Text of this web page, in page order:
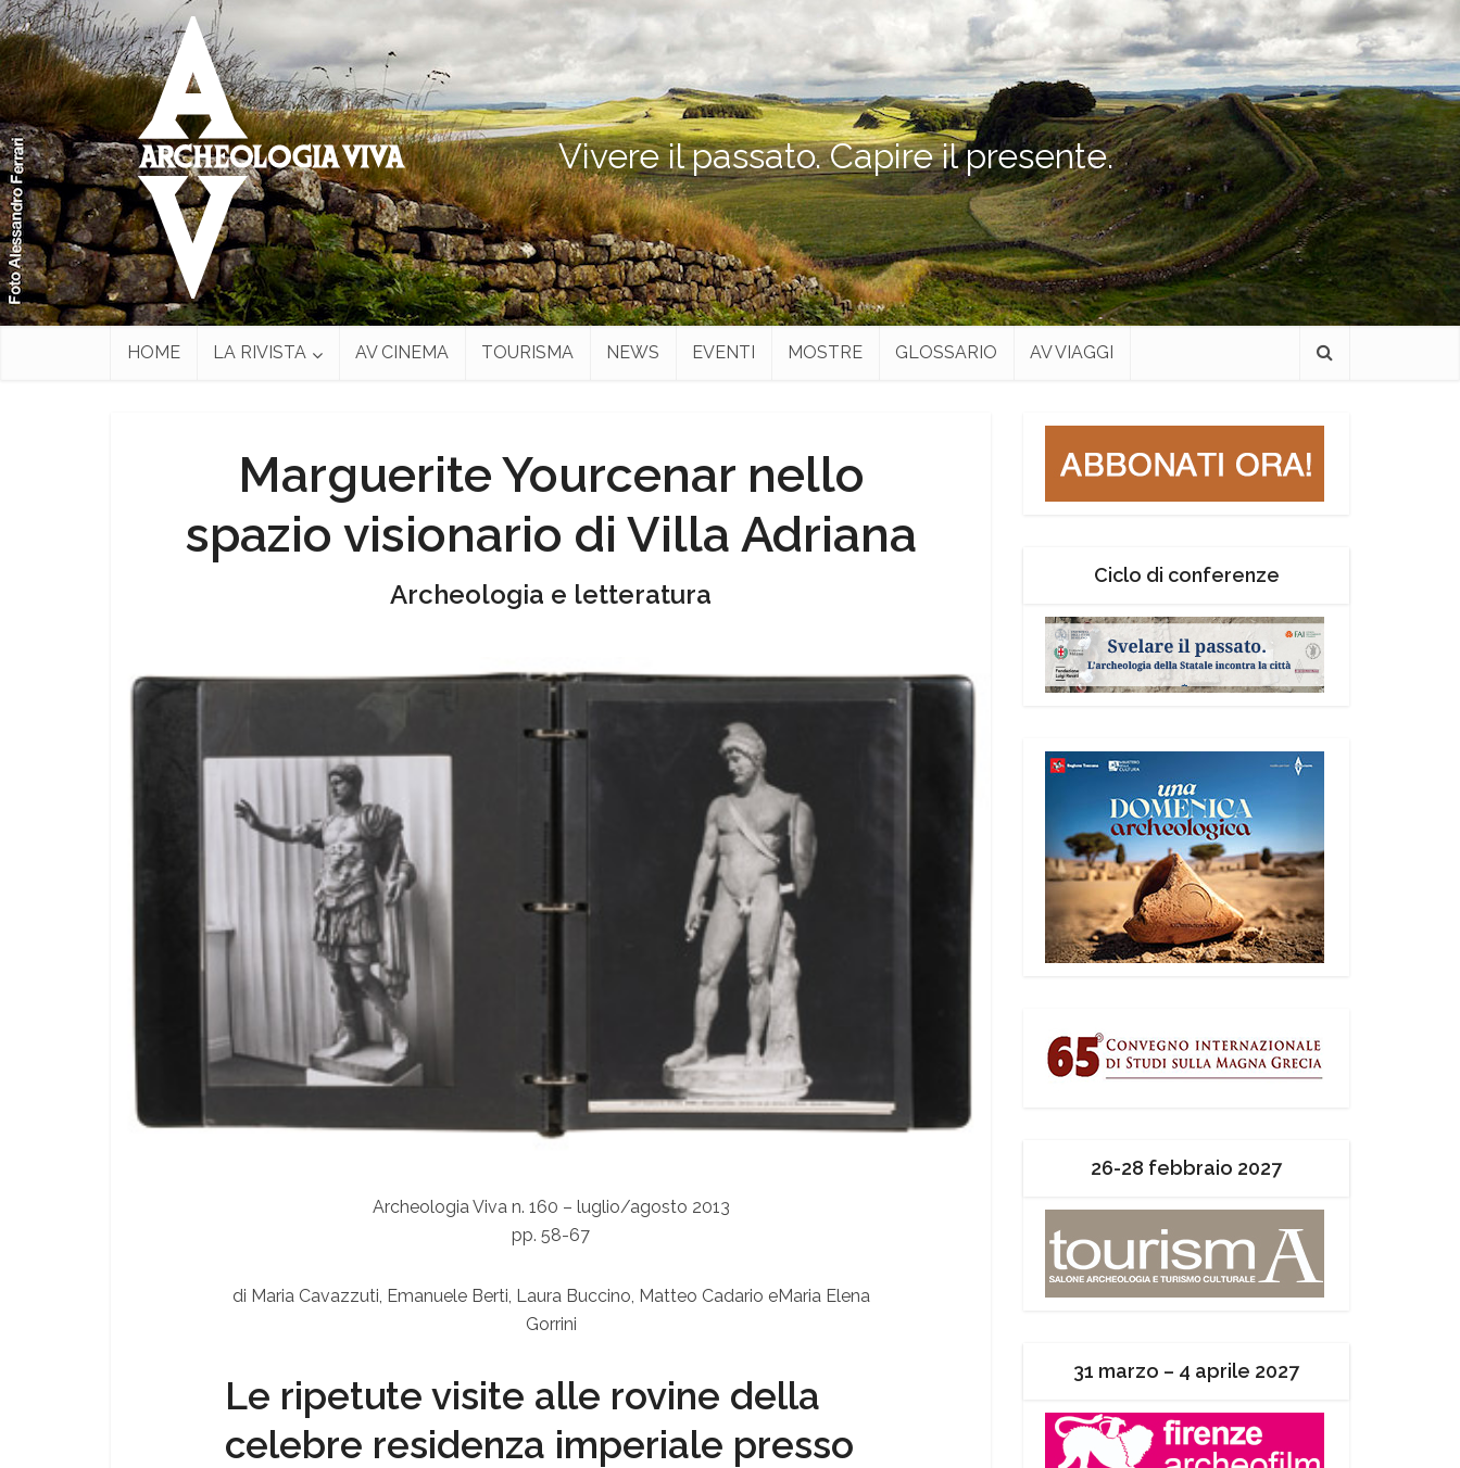
Vivere il passato. Capire il presente.
HOME LA RIVISTA AV CINEMA TOURISMA NEWS EVENTI MOSTRE GLOSSARIO AV VIAGGI
Marguerite Yourcenar nello
spazio visionario di Villa Adriana
Archeologia e letteratura
Archeologia Viva n. 160 – luglio/agosto 2013
pp. 58-67
di Maria Cavazzuti, Emanuele Berti, Laura Buccino, Matteo Cadario eMaria Elena
Gorrini
Le ripetute visite alle rovine della
celebre residenza imperiale presso
Ciclo di conferenze
26-28 febbraio 2027
31 marzo – 4 aprile 2027